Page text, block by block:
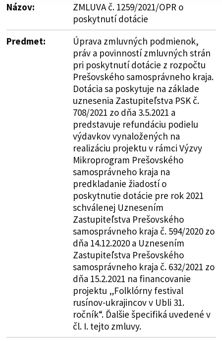
Názov:
ZMLUVA č. 1259/2021/OPR o
poskytnutí dotácie
Predmet:
Úprava zmluvných podmienok,
práv a povinností zmluvných strán
pri poskytnutí dotácie z rozpočtu
Prešovského samosprávneho kraja.
Dotácia sa poskytuje na základe
uznesenia Zastupiteľstva PSK č.
708/2021 zo dňa 3.5.2021 a
predstavuje refundáciu podielu
výdavkov vynaložených na
realizáciu projektu v rámci Výzvy
Mikroprogram Prešovského
samosprávneho kraja na
predkladanie žiadostí o
poskytnutie dotácie pre rok 2021
schválenej Uznesením
Zastupiteľstva Prešovského
samosprávneho kraja č. 594/2020 zo
dňa 14.12.2020 a Uznesením
Zastupiteľstva Prešovského
samosprávneho kraja č. 632/2021 zo
dňa 15.2.2021 na financovanie
projektu „Folklórny festival
rusínov-ukrajincov v Ubli 31.
ročník“. Ďalšie špecifiká uvedené v
čl. I. tejto zmluvy.